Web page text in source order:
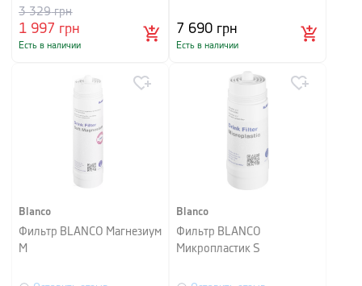
1 997 грн
3 329грн
Есть в наличии
7 690 грн
Есть в наличии
Blanco
Фильтр BLANCO Магнезиум
М
Blanco
Фильтр BLANCO
Микропластик S